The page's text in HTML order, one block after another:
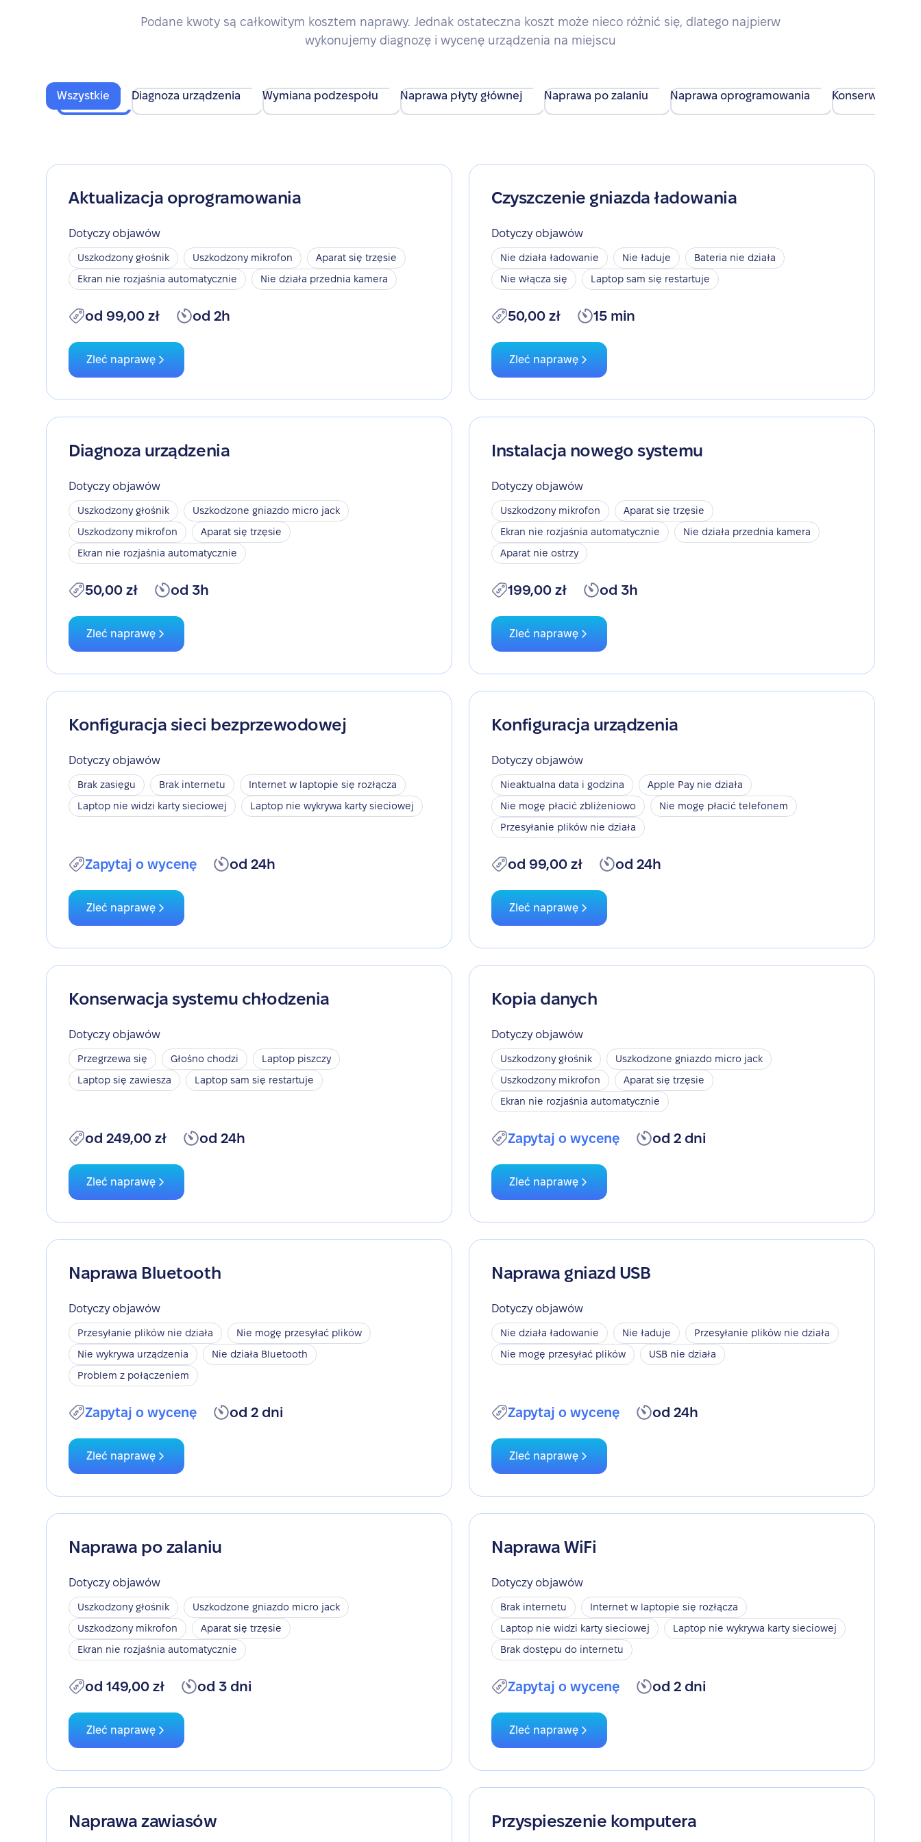
Podane kwoty są całkowitym kosztem naprawy. Jednak ostateczna koszt może nieco różnić się, dlatego najpierw
wykonujemy diagnozę i wycenę urządzenia na miejscu
Wszystkie Diagnoza urządzenia Wymiana podzespołu Naprawa płyty głównej Naprawa po zalaniu Naprawa oprogramowania Konserwacja
Aktualizacja oprogramowania
Dotyczy objawów
Uszkodzony głośnik Uszkodzony mikrofon
Aparat się trzęsie
Ekran nie rozjaśnia automatycznie
Nie działa przednia kamera
od 99,00 zł od 2h
Zleć naprawę
Czyszczenie gniazda ładowania
Dotyczy objawów
Nie działa ładowanie Nie ładuje
Bateria nie działa
Nie włącza się
Laptop sam się restartuje
50,00 zł 15 min
Zleć naprawę
Diagnoza urządzenia
Dotyczy objawów
Uszkodzony głośnik
Uszkodzone gniazdo micro jack
Uszkodzony mikrofon
Aparat się trzęsie
Ekran nie rozjaśnia automatycznie
50,00 zł od 3h
Zleć naprawę
Instalacja nowego systemu
Dotyczy objawów
Uszkodzony mikrofon
Aparat się trzęsie
Ekran nie rozjaśnia automatycznie
Nie działa przednia kamera
Aparat nie ostrzy
199,00 zł od 3h
Zleć naprawę
Konfiguracja sieci bezprzewodowej
Dotyczy objawów
Brak zasięgu Brak internetu
Internet w laptopie się rozłącza
Laptop nie widzi karty sieciowej
Laptop nie wykrywa karty sieciowej
Zapytaj o wycenę od 24h
Zleć naprawę
Konfiguracja urządzenia
Dotyczy objawów
Nieaktualna data i godzina
Apple Pay nie działa
Nie mogę płacić zbliżeniowo
Nie mogę płacić telefonem
Przesyłanie plików nie działa
od 99,00 zł od 24h
Zleć naprawę
Konserwacja systemu chłodzenia
Dotyczy objawów
Przegrzewa się Głośno chodzi
Laptop piszczy
Laptop się zawiesza
Laptop sam się restartuje
od 249,00 zł od 24h
Zleć naprawę
Kopia danych
Dotyczy objawów
Uszkodzony głośnik
Uszkodzone gniazdo micro jack
Uszkodzony mikrofon
Aparat się trzęsie
Ekran nie rozjaśnia automatycznie
Zapytaj o wycenę od 2 dni
Zleć naprawę
Naprawa Bluetooth
Dotyczy objawów
Przesyłanie plików nie działa
Nie mogę przesyłać plików
Nie wykrywa urządzenia
Nie działa Bluetooth
Problem z połączeniem
Zapytaj o wycenę od 2 dni
Zleć naprawę
Naprawa gniazd USB
Dotyczy objawów
Nie działa ładowanie Nie ładuje
Przesyłanie plików nie działa
Nie mogę przesyłać plików
USB nie działa
Zapytaj o wycenę od 24h
Zleć naprawę
Naprawa po zalaniu
Dotyczy objawów
Uszkodzony głośnik
Uszkodzone gniazdo micro jack
Uszkodzony mikrofon
Aparat się trzęsie
Ekran nie rozjaśnia automatycznie
od 149,00 zł od 3 dni
Zleć naprawę
Naprawa WiFi
Dotyczy objawów
Brak internetu
Internet w laptopie się rozłącza
Laptop nie widzi karty sieciowej
Laptop nie wykrywa karty sieciowej
Brak dostępu do internetu
Zapytaj o wycenę od 2 dni
Zleć naprawę
Naprawa zawiasów Przyspieszenie komputera